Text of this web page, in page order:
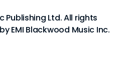
Publishing Ltd. All rights
EMI Blackwood Music Inc.